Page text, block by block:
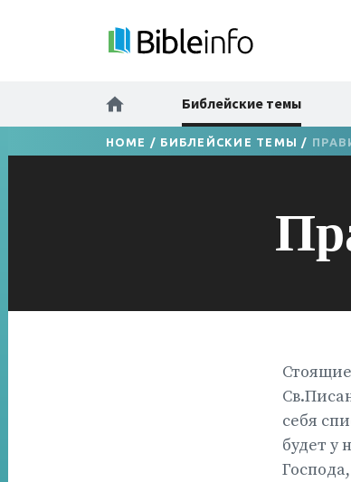
Библейские темы
HOME / БИБЛЕЙСКИЕ ТЕМЫ /
себя
будет у